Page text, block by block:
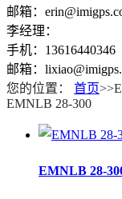
邮箱：
李经理：
手机：13616440346
邮箱：
您的位置：
首页
EMNLB 28-300
EMNLB 28-